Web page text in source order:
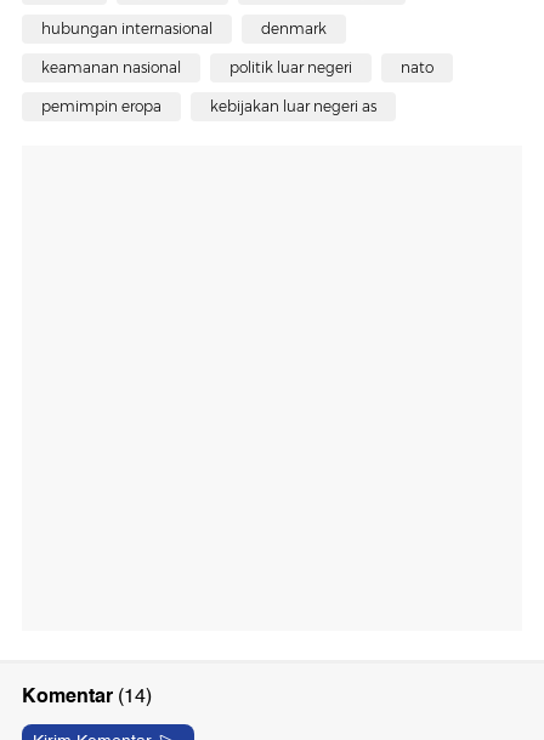
hubungan internasional denmark
keamanan nasional politik luar negeri nato
pemimpin eropa kebijakan luar negeri as